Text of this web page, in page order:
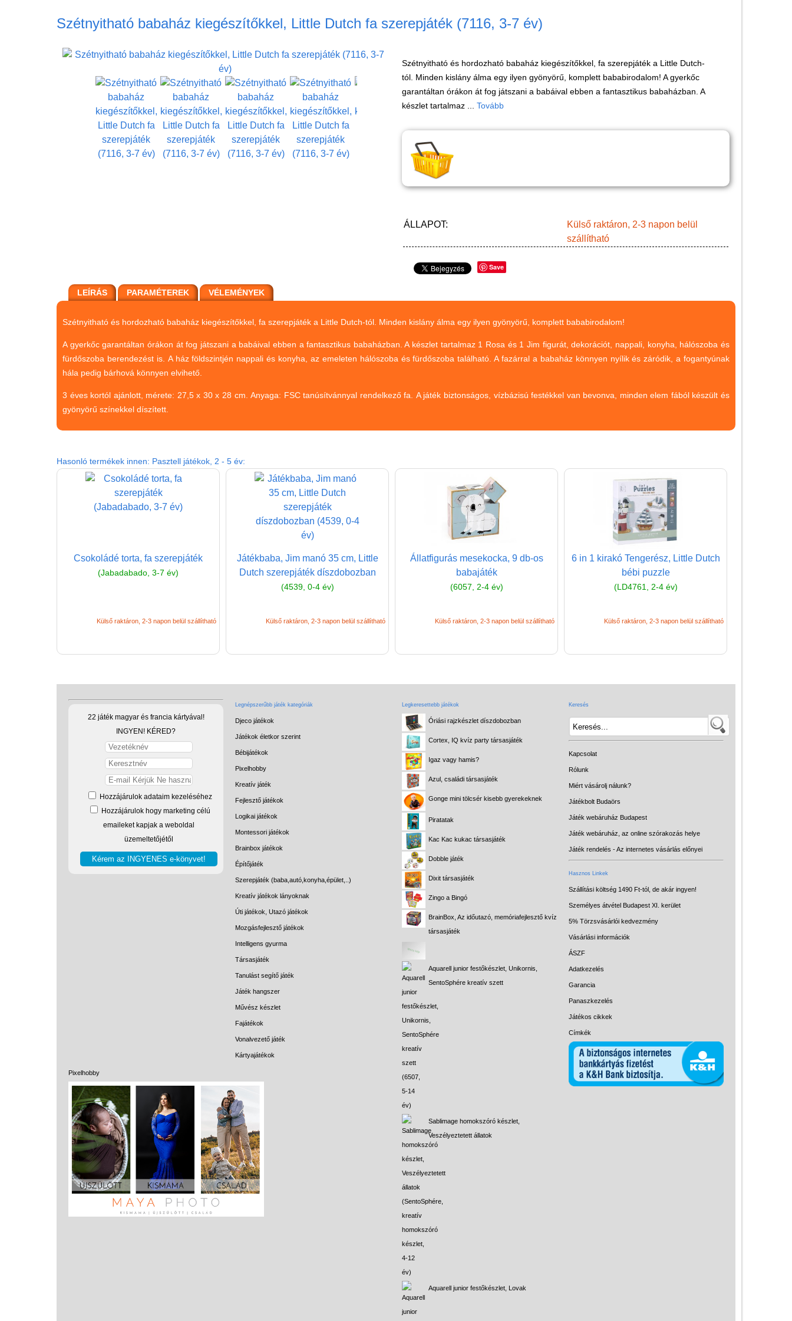
Szétnyitható babaház kiegészítőkkel, Little Dutch fa szerepjáték (7116, 3-7 év)
Szétnyitható és hordozható babaház kiegészítőkkel, fa szerepjáték a Little Dutch-
tól. Minden kislány álma egy ilyen gyönyörű, komplett bababirodalom! A gyerkőc
garantáltan órákon át fog játszani a babáival ebben a fantasztikus babaházban. A
készlet tartalmaz ... Tovább
ÁLLAPOT:
Külső raktáron, 2-3 napon belül
szállítható
Save
LEÍRÁS PARAMÉTEREK VÉLEMÉNYEK
Szétnyitható és hordozható babaház kiegészítőkkel, fa szerepjáték a Little Dutch-tól. Minden kislány álma egy ilyen gyönyörű, komplett bababirodalom!
A gyerkőc garantáltan órákon át fog játszani a babáival ebben a fantasztikus babaházban. A készlet tartalmaz 1 Rosa és 1 Jim figurát, dekorációt, nappali, konyha, hálószoba és
fürdőszoba berendezést is. A ház földszintjén nappali és konyha, az emeleten hálószoba és fürdőszoba található. A fazárral a babaház könnyen nyílik és záródik, a fogantyúnak
hála pedig bárhová könnyen elvihető.
3 éves kortól ajánlott, mérete: 27,5 x 30 x 28 cm. Anyaga: FSC tanúsítvánnyal rendelkező fa. A játék biztonságos, vízbázisú festékkel van bevonva, minden elem fából készült és
gyönyörű színekkel díszített.
Hasonló termékek innen: Pasztell játékok, 2 - 5 év:
Csokoládé torta, fa szerepjáték
(Jabadabado, 3-7 év)
Külső raktáron, 2-3 napon belül szállítható
Játékbaba, Jim manó 35 cm, Little
Dutch szerepjáték díszdobozban
(4539, 0-4 év)
Külső raktáron, 2-3 napon belül szállítható
Állatfigurás mesekocka, 9 db-os
babajáték
(6057, 2-4 év)
Külső raktáron, 2-3 napon belül szállítható
6 in 1 kirakó Tengerész, Little Dutch
bébi puzzle
(LD4761, 2-4 év)
Külső raktáron, 2-3 napon belül szállítható
22 játék magyar és francia kártyával!
INGYEN! KÉRED?
Hozzájárulok adataim kezeléséhez
Hozzájárulok hogy marketing célú
emaileket kapjak a weboldal
üzemeltetőjétől
Pixelhobby
Legnépszerűbb játék kategóriák
Djeco játékok
Játékok életkor szerint
Bébijátékok
Pixelhobby
Kreatív játék
Fejlesztő játékok
Logikai játékok
Montessori játékok
Brainbox játékok
Építőjáték
Szerepjáték (baba,autó,konyha,épület,..)
Kreatív játékok lányoknak
Úti játékok, Utazó játékok
Mozgásfejlesztő játékok
Intelligens gyurma
Társasjáték
Tanulást segítő játék
Játék hangszer
Művész készlet
Fajátékok
Vonalvezető játék
Kártyajátékok
Legkeresettebb játékok
Óriási rajzkészlet díszdobozban
Cortex, IQ kvíz party társasjáték
Igaz vagy hamis?
Azul, családi társasjáték
Gonge mini tölcsér kisebb gyerekeknek
Piratatak
Kac Kac kukac társasjáték
Dobble játék
Dixit társasjáték
Zingo a Bingó
BrainBox, Az időutazó, memóriafejlesztő kvíz
társasjáték
Aquarell junior festőkészlet, Unikornis,
SentoSphére kreatív szett
Sablimage homokszóró készlet,
Veszélyeztetett állatok
Aquarell junior festőkészlet, Lovak
Keresés
Kapcsolat
Rólunk
Miért vásárolj nálunk?
Játékbolt Budaörs
Játék webáruház Budapest
Játék webáruház, az online szórakozás helye
Játék rendelés - Az internetes vásárlás előnyei
Hasznos Linkek
Szállítási költség 1490 Ft-tól, de akár ingyen!
Személyes átvétel Budapest XI. kerület
5% Törzsvásárlói kedvezmény
Vásárlási információk
ÁSZF
Adatkezelés
Garancia
Panaszkezelés
Játékos cikkek
Címkék
Intelligens gyurma
Kreatív játék
gyerekajándékok
LOGICO
LÜK
Mozgásfejlesztő játékok
Oktató játékok kutyáknak
Puzzle
Strandjátékok
Szerelés, barkácsolás, kerti
kalandozás
Szerepjáték
(baba,autó,konyha,épület,..)
Tanulást segítő játék
Társasjáték
Úti játékok, Utazó játékok
Vélemények
kedvezmény
Miért vásárolj nálunk?
Akiket támogatunk